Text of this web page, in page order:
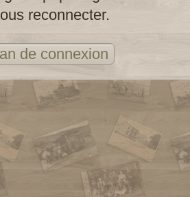
reconnecter.
de connexion